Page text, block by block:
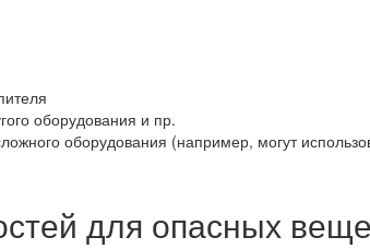
оборудования и пр.
оборудования (например, могут
для опасных